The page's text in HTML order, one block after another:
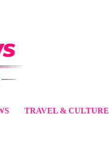
TRAVEL & CULTURE